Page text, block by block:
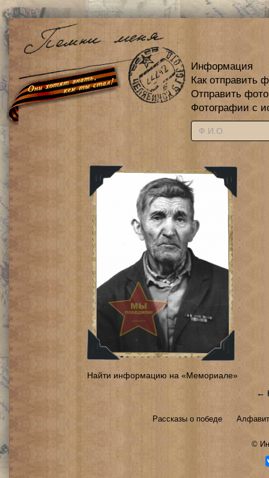
Информация
Как отправить
Отправить
Фотографии с
Найти информацию на «Мемориале»
←
Рассказы о победе
©